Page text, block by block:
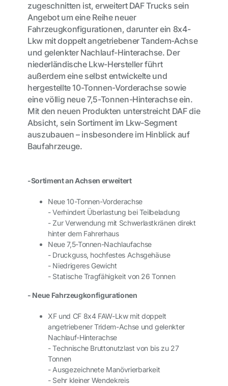
zugeschnitten ist, erweitert DAF Trucks sein
Angebot um eine Reihe neuer
Fahrzeugkonfigurationen, darunter ein 8x4-
Lkw mit doppelt angetriebener Tandem-Achse
und gelenkter Nachlauf-Hinterachse. Der
niederländische Lkw-Hersteller führt
außerdem eine selbst entwickelte und
hergestellte 10-Tonnen-Vorderachse sowie
eine völlig neue 7,5-Tonnen-Hinterachse ein.
Mit den neuen Produkten unterstreicht DAF die
Absicht, sein Sortiment im Lkw-Segment
auszubauen – insbesondere im Hinblick auf
Baufahrzeuge.
-Sortiment an Achsen erweitert
Neue 10-Tonnen-Vorderachse
- Verhindert Überlastung bei Teilbeladung
- Zur Verwendung mit Schwerlastkränen direkt
hinter dem Fahrerhaus
Neue 7,5-Tonnen-Nachlaufachse
- Druckguss, hochfestes Achsgehäuse
- Niedrigeres Gewicht
- Statische Tragfähigkeit von 26 Tonnen
- Neue Fahrzeugkonfigurationen
XF und CF 8x4 FAW-Lkw mit doppelt
angetriebener Tridem-Achse und gelenkter
Nachlauf-Hinterachse
- Technische Bruttonutzlast von bis zu 27
Tonnen
- Ausgezeichnete Manövrierbarkeit
- Sehr kleiner Wendekreis